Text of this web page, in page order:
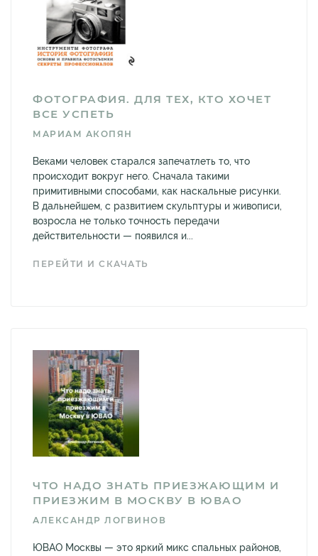
ФОТОГРАФИЯ. ДЛЯ ТЕХ, КТО ХОЧЕТ
ВСЕ УСПЕТЬ
МАРИАМ АКОПЯН
Веками человек старался запечатлеть то, что
происходит вокруг него. Сначала такими
примитивными способами, как наскальные рисунки.
В дальнейшем, с развитием скульптуры и живописи,
возросла не только точность передачи
действительности — появился и...
ПЕРЕЙТИ И СКАЧАТЬ
ЧТО НАДО ЗНАТЬ ПРИЕЗЖАЮЩИМ И
ПРИЕЗЖИМ В МОСКВУ В ЮВАО
АЛЕКСАНДР ЛОГВИНОВ
ЮВАО Москвы — это яркий микс спальных районов,